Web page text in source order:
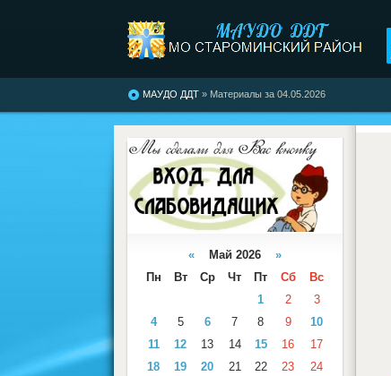
МАУДО ДДТ » Материалы за 04.05.2026
« Май 2026 »
Пн
Вт Ср Чт Пт Сб
Вс
1
2
3
4
5 6 7 8 9
10
11
12 13 14 15 16
17
18
19 20 21 22 23
24